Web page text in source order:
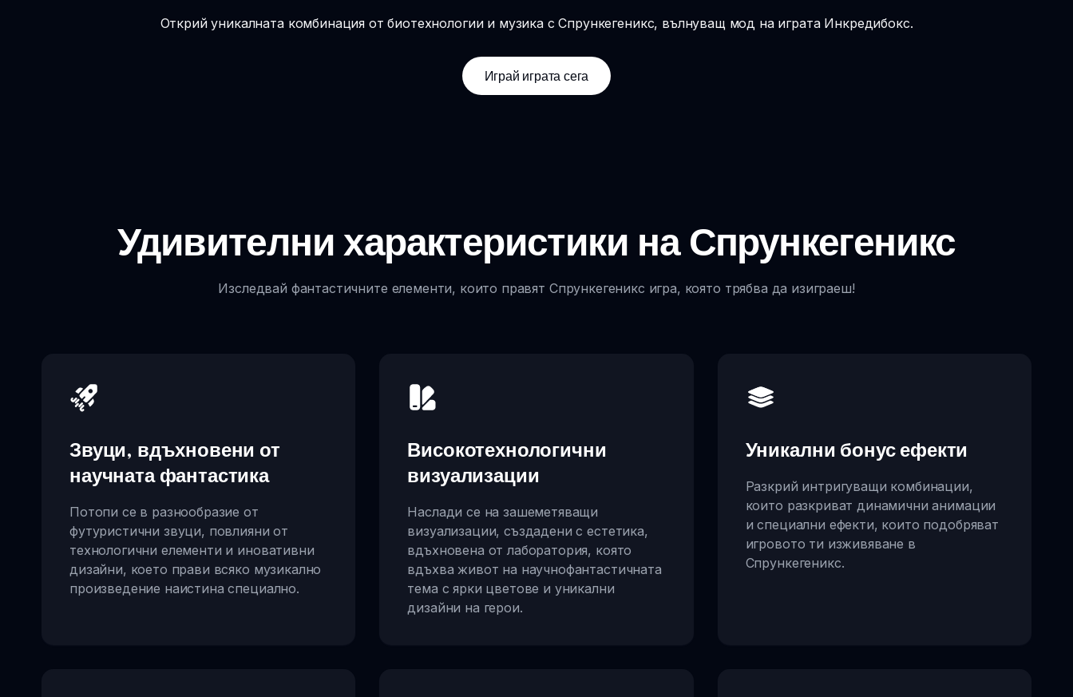
Открий уникалната комбинация от биотехнологии и музика с Спрункегеникс, вълнуващ мод на играта Инкредибокс.
Играй играта сега
Удивителни характеристики на Спрункегеникс
Изследвай фантастичните елементи, които правят Спрункегеникс игра, която трябва да изиграеш!
Звуци, вдъхновени от
научната фантастика
Потопи се в разнообразие от
футуристични звуци, повлияни от
технологични елементи и иновативни
дизайни, което прави всяко музикално
произведение наистина специално.
Високотехнологични
визуализации
Наслади се на зашеметяващи
визуализации, създадени с естетика,
вдъхновена от лаборатория, която
вдъхва живот на научнофантастичната
тема с ярки цветове и уникални
дизайни на герои.
Уникални бонус ефекти
Разкрий интригуващи комбинации,
които разкриват динамични анимации
и специални ефекти, които подобряват
игровото ти изживяване в
Спрункегеникс.